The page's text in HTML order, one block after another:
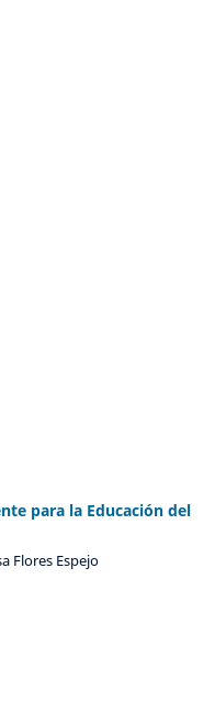
para la Educación del
Flores Espejo